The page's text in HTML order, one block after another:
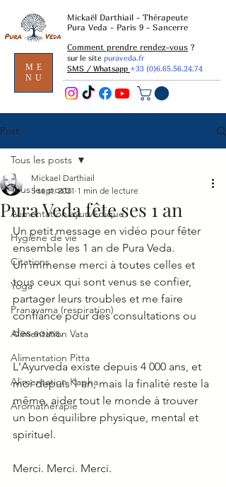
ME
NU
Mickaël Darthiail - Thérapeute
Pura Veda - Paris 9 - Sancerre
Comment prendre rendez-vous ?
sur le site puraveda.fr
SMS / Whatsapp +33 (0)6.65.56.24.74
Post
Tous les posts
Alimentation ayurvédique
Hygiène de vie
Citations
Yoga
Pranayama (respiration)
Alimentation Vata
Alimentation Pitta
Alimentation Kapha
Aromathérapie
Tous les posts
Pura Veda fête ses 1 an
Mickael Darthiail
5 sept. 2021 1 min de lecture
Un petit message en vidéo pour fêter
ensemble les 1 an de Pura Veda.
Un immense merci à toutes celles et
tous ceux qui sont venus se confier,
partager leurs troubles et me faire
confiance pour des consultations ou
des soins.
L'Ayurveda existe depuis 4 000 ans, et
moi depuis 1 an, mais la finalité reste la
même, aider tout le monde à trouver
un bon équilibre physique, mental et
spirituel.
Merci. Merci. Merci.